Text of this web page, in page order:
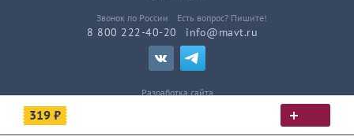
319 ₽
Звонок по России
8 800 222-40-20
Есть вопрос? Пишите!
info@mavt.ru
Разработка сайта